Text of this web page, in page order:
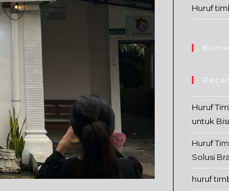
Huruf
Huruf
untuk
Huruf
Solusi
huruf